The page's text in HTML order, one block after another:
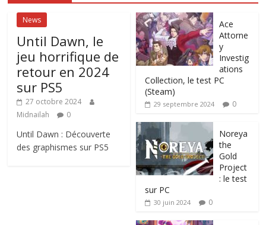
News
Until Dawn, le
jeu horrifique de
retour en 2024
sur PS5
27 octobre 2024
Midnailah
0
Until Dawn : Découverte
des graphismes sur PS5
Ace
Attorne
y
Investig
ations
Collection, le test PC
(Steam)
29 septembre 2024 0
Noreya
the
Gold
Project
: le test
sur PC
30 juin 2024 0